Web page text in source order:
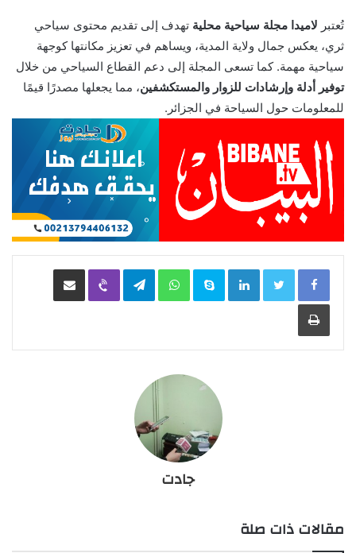
تُعتبر لاميدا مجلة سياحية محلية تهدف إلى تقديم محتوى سياحي
ثري، يعكس جمال ولاية المدية، ويساهم في تعزيز مكانتها كوجهة
سياحية مهمة. كما تسعى المجلة إلى دعم القطاع السياحي من خلال
توفير أدلة وإرشادات للزوار والمستكشفين، مما يجعلها مصدرًا قيمًا
للمعلومات حول السياحة في الجزائر.
LinkedIn
Skype
WhatsApp
Telegram
Viber مشاركة عبر البريد
طباعة
جادت
مقالات ذات صلة